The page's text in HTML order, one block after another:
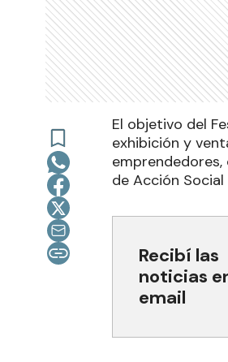
El objetivo del
exhibición y
de Acción
Recibí las
noticias
email